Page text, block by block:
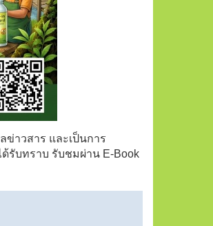
ข่าวสาร และเป็นการ
รับทราบ รับชมผ่าน E-Book